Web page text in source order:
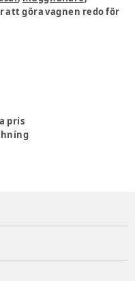
att göra vagnen redo för
pris